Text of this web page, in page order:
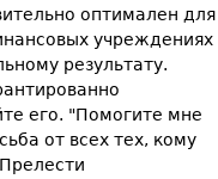
оптимален для
учреждениях
результату.
его. "Помогите мне
от всех тех, кому